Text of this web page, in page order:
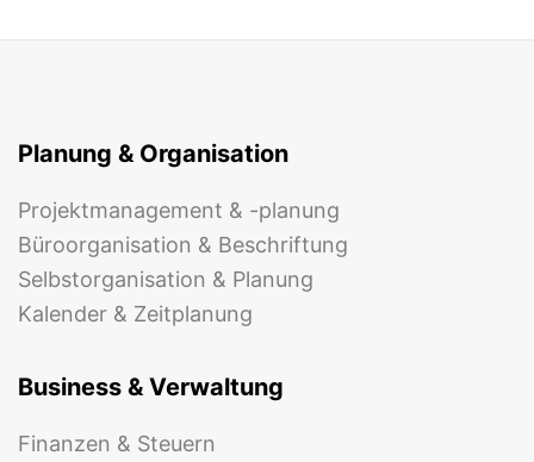
Planung & Organisation
Projektmanagement & -planung
Büroorganisation & Beschriftung
Selbstorganisation & Planung
Kalender & Zeitplanung
Business & Verwaltung
Finanzen & Steuern